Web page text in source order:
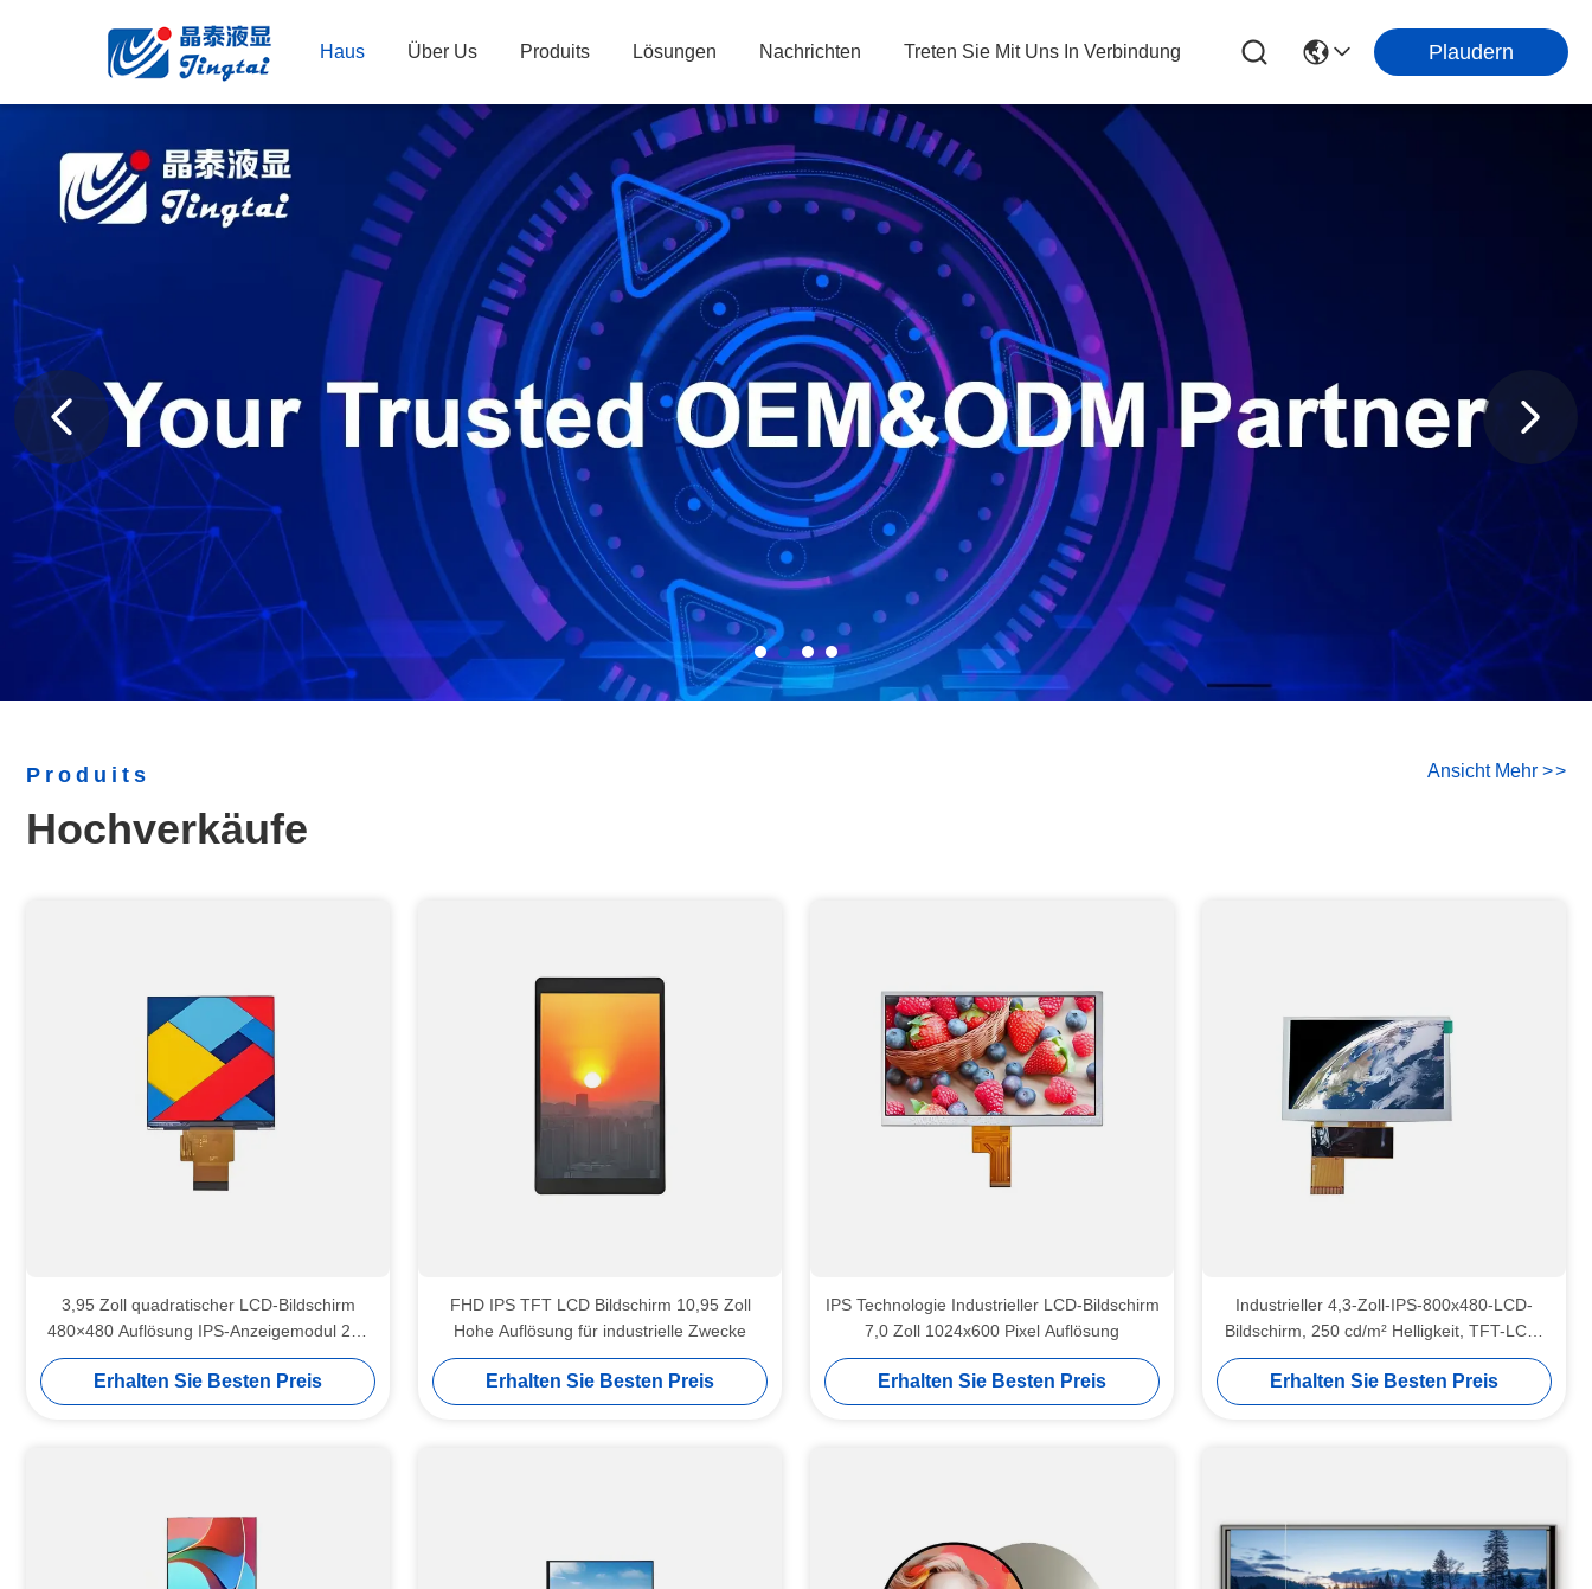
Haus Über Us Produits Lösungen Nachrichten Treten Sie Mit Uns In Verbindung Plaudern
Produits
Hochverkäufe
Ansicht Mehr >>
3,95 Zoll quadratischer LCD-Bildschirm
480×480 Auflösung IPS-Anzeigemodul 250
cd/m² Helligkeit
Erhalten Sie Besten Preis
FHD IPS TFT LCD Bildschirm 10,95 Zoll
Hohe Auflösung für industrielle Zwecke
Erhalten Sie Besten Preis
IPS Technologie Industrieller LCD-Bildschirm
7,0 Zoll 1024x600 Pixel Auflösung
Erhalten Sie Besten Preis
Industrieller 4,3-Zoll-IPS-800x480-LCD-
Bildschirm, 250 cd/m² Helligkeit, TFT-LCD-
Modul
Erhalten Sie Besten Preis